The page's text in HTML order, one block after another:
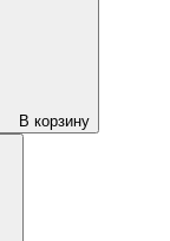
В корзину